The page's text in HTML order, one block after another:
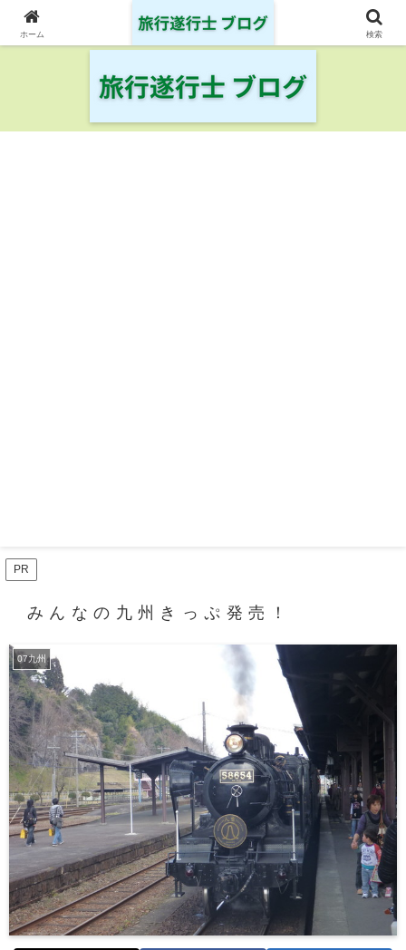
日本の鉄道・空港を制覇した旅行遂行士の旅の記録
PR
みんなの九州きっぷ発売！
07九州
ホーム 検索